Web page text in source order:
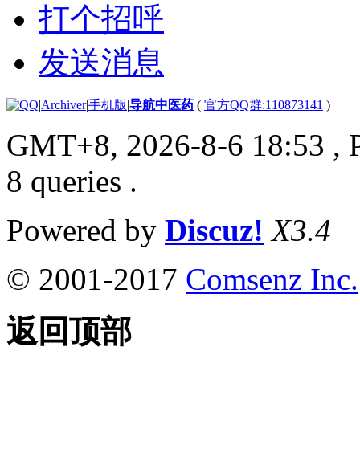
打个招呼
发送消息
|Archiver|手机版|导航中医药 ( 官方QQ群:110873141 )
GMT+8, 2026-8-6 18:53 ,
8 queries .
Powered by Discuz! X3.4
© 2001-2017 Comsenz Inc.
返回顶部